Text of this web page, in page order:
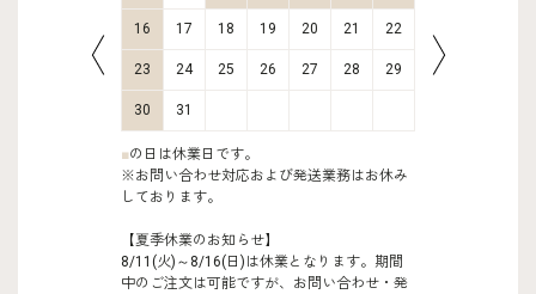
16 17 18 19 20 21 22
23 24 25 26 27 28 29
30 31
■の日は休業日です。
※お問い合わせ対応および発送業務はお休み
しております。
【夏季休業のお知らせ】
8/11(火)～8/16(日)は休業となります。期間
中のご注文は可能ですが、お問い合わせ・発